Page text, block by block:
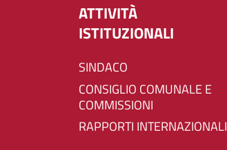
ATTIVITÀ
ISTITUZIONALI
SINDACO
CONSIGLIO COMUNALE E
COMMISSIONI
RAPPORTI INTERNAZIONALI